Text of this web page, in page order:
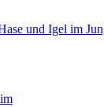
und Igel im